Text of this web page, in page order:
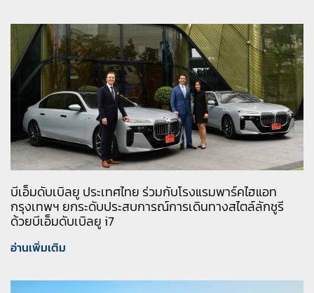
บีเอ็มดับเบิลยู ประเทศไทย ร่วมกับโรงแรมพาร์คไฮแอท
กรุงเทพฯ ยกระดับประสบการณ์การเดินทางสไตล์ลักชูรี
ด้วยบีเอ็มดับเบิลยู i7
อ่านเพิ่มเติม